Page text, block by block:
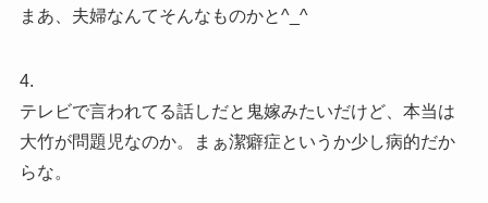
まあ、夫婦なんてそんなものかと^_^
4.
テレビで言われてる話しだと鬼嫁みたいだけど、本当は
大竹が問題児なのか。まぁ潔癖症というか少し病的だか
らな。